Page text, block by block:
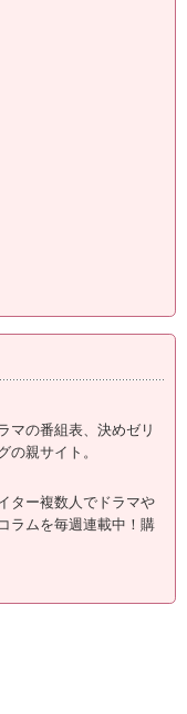
マの番組表、決めゼリ
の親サイト。
ター複数人でドラマや
ラムを毎週連載中！購